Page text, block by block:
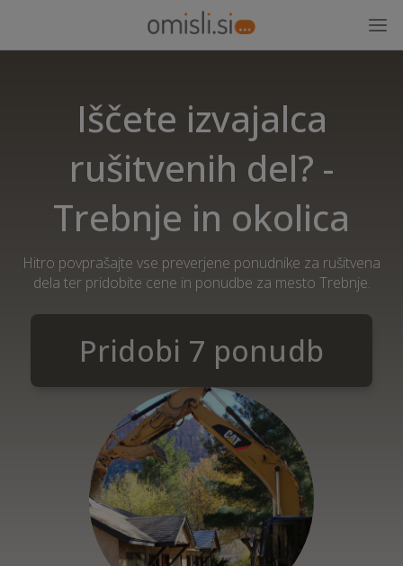
Iščete izvajalca
rušitvenih del? -
Trebnje in okolica
Hitro povprašajte vse preverjene ponudnike za rušitvena
dela ter pridobite cene in ponudbe za mesto Trebnje.
Pridobi 7 ponudb